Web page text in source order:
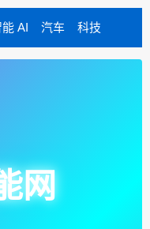
AI 汽车 科技
网